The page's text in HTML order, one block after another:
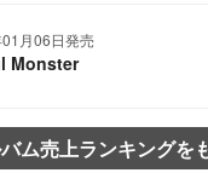
月06日発売
Monster
ム売上ランキングを